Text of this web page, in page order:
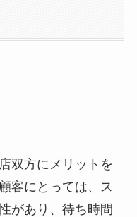
双方にメリットを
客にとっては、ス
があり、待ち時間